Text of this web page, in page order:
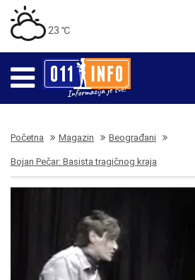
23 ℃
Početna Magazin Beograđani
Bojan Pečar: Basista tragičnog kraja